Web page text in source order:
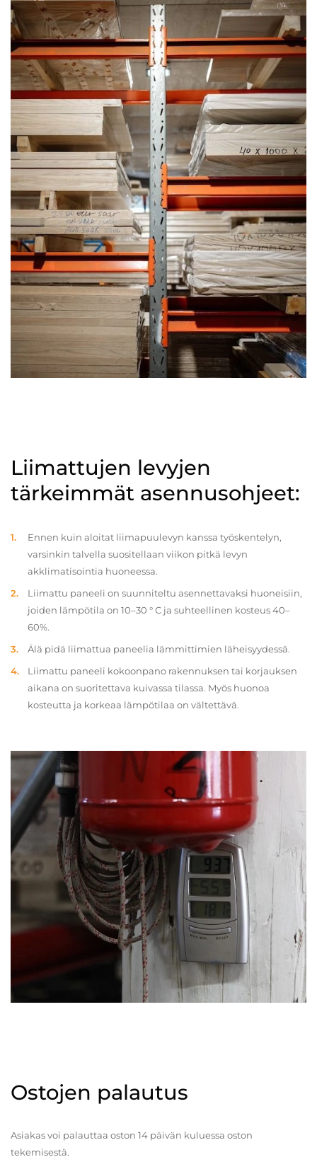
Liimattujen levyjen
tärkeimmät asennusohjeet:
Ennen kuin aloitat liimapuulevyn kanssa työskentelyn,
varsinkin talvella suositellaan viikon pitkä levyn
akklimatisointia huoneessa.
Liimattu paneeli on suunniteltu asennettavaksi huoneisiin,
joiden lämpötila on 10–30 ° C ja suhteellinen kosteus 40–
60%.
Älä pidä liimattua paneelia lämmittimien läheisyydessä.
Liimattu paneeli kokoonpano rakennuksen tai korjauksen
aikana on suoritettava kuivassa tilassa. Myös huonoa
kosteutta ja korkeaa lämpötilaa on vältettävä.
Ostojen palautus
Asiakas voi palauttaa oston 14 päivän kuluessa oston
tekemisestä.